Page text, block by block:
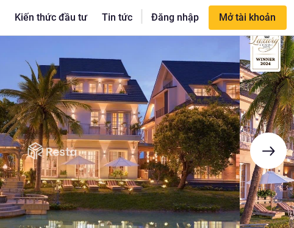
Kiến thức đầu tư Tin tức | Đăng nhập Mở tài khoản